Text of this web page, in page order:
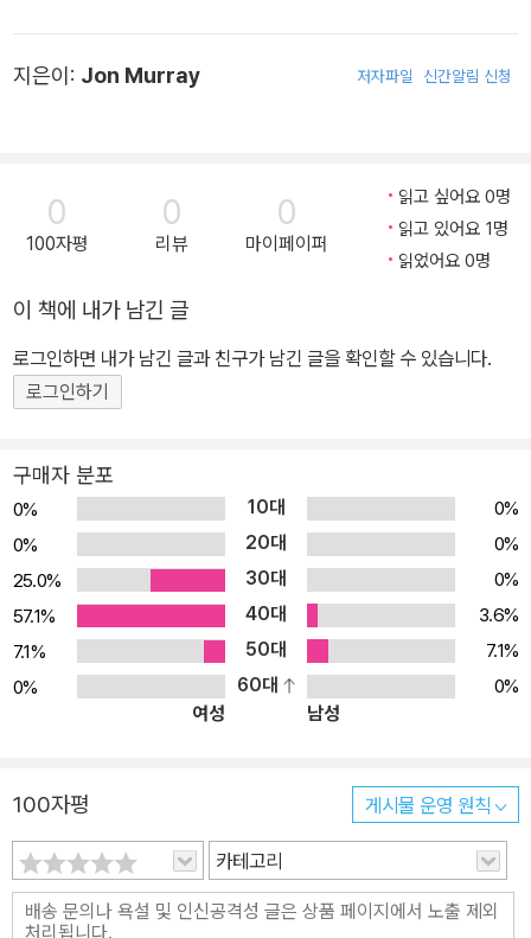
지은이: Jon Murray 저자파일 신간알림 신청
0
100자평
0
리뷰
0
마이페이퍼
읽고 싶어요 0명
읽고 있어요 1명
읽었어요 0명
이 책에 내가 남긴 글
로그인하면 내가 남긴 글과 친구가 남긴 글을 확인할 수 있습니다.
로그인하기
구매자 분포
0% 10대
0%
0%
20대
0%
25.0%
30대
0%
57.1%
40대
3.6%
7.1%
50대
7.1%
0%
60대
0%
여성
남성
100자평 게시물 운영 원칙
카테고리